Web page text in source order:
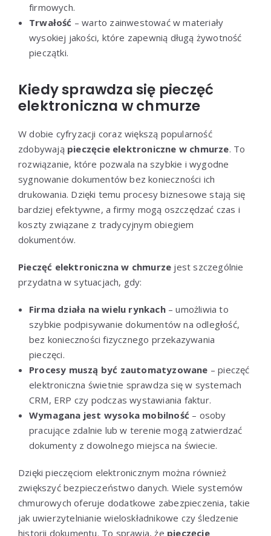
firmowych.
Trwałość – warto zainwestować w materiały
wysokiej jakości, które zapewnią długą żywotność
pieczątki.
Kiedy sprawdza się pieczęć
elektroniczna w chmurze
W dobie cyfryzacji coraz większą popularność
zdobywają pieczęcie elektroniczne w chmurze. To
rozwiązanie, które pozwala na szybkie i wygodne
sygnowanie dokumentów bez konieczności ich
drukowania. Dzięki temu procesy biznesowe stają się
bardziej efektywne, a firmy mogą oszczędzać czas i
koszty związane z tradycyjnym obiegiem
dokumentów.
Pieczęć elektroniczna w chmurze jest szczególnie
przydatna w sytuacjach, gdy:
Firma działa na wielu rynkach– umożliwia to
szybkie podpisywanie dokumentów na odległość,
bez konieczności fizycznego przekazywania
pieczęci.
Procesy muszą być zautomatyzowane – pieczęć
elektroniczna świetnie sprawdza się w systemach
CRM, ERP czy podczas wystawiania faktur.
Wymagana jest wysoka mobilność – osoby
pracujące zdalnie lub w terenie mogą zatwierdzać
dokumenty z dowolnego miejsca na świecie.
Dzięki pieczęciom elektronicznym można również
zwiększyć bezpieczeństwo danych. Wiele systemów
chmurowych oferuje dodatkowe zabezpieczenia, takie
jak uwierzytelnianie wieloskładnikowe czy śledzenie
historii dokumentu. To sprawia, że pieczęcie